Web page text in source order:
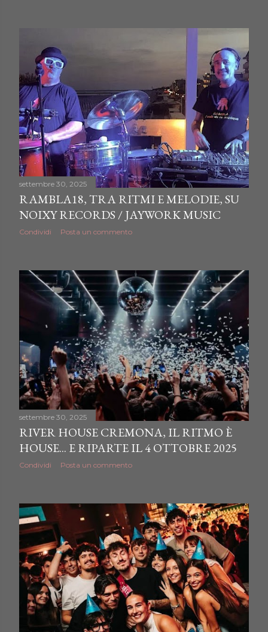
settembre 30, 2025
RAMBLA18, TRA RITMI E MELODIE, SU
NOIXY RECORDS / JAYWORK MUSIC
Condividi Posta un commento
settembre 30, 2025
RIVER HOUSE CREMONA, IL RITMO È
HOUSE... E RIPARTE IL 4 OTTOBRE 2025
Condividi Posta un commento